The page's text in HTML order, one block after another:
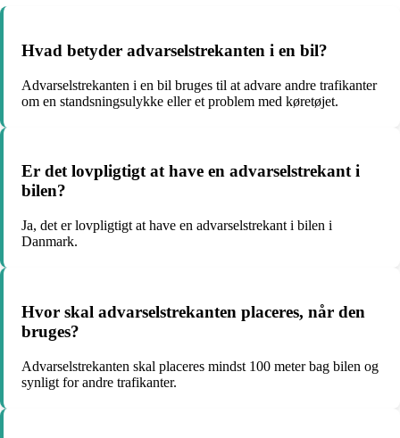
Hvad betyder advarselstrekanten i en bil?
Advarselstrekanten i en bil bruges til at advare andre trafikanter
om en standsningsulykke eller et problem med køretøjet.
Er det lovpligtigt at have en advarselstrekant i
bilen?
Ja, det er lovpligtigt at have en advarselstrekant i bilen i
Danmark.
Hvor skal advarselstrekanten placeres, når den
bruges?
Advarselstrekanten skal placeres mindst 100 meter bag bilen og
synligt for andre trafikanter.